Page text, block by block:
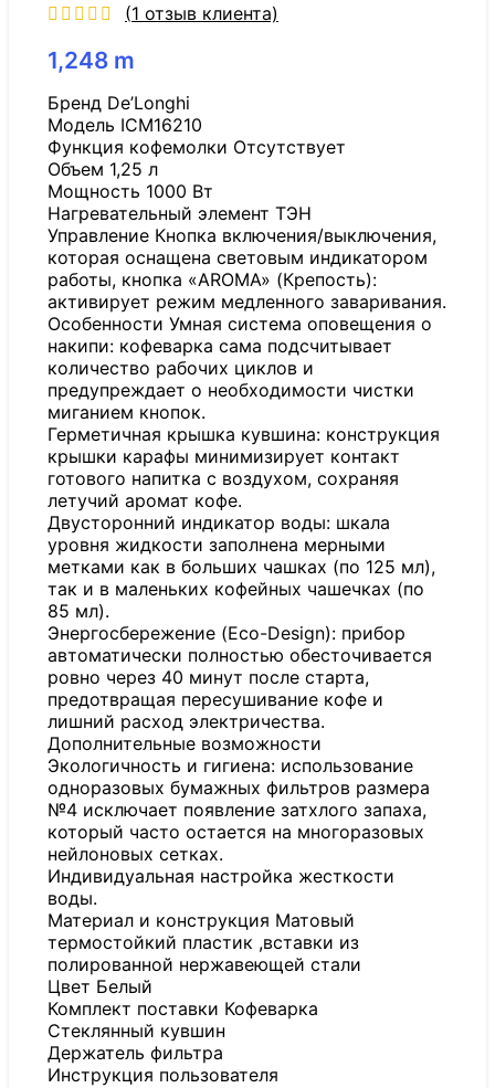
(1 отзыв клиента)
1,248 m
Бренд De’Longhi
Модель ICM16210
Функция кофемолки Отсутствует
Объем 1,25 л
Мощность 1000 Вт
Нагревательный элемент ТЭН
Управление Кнопка включения/выключения,
которая оснащена световым индикатором
работы, кнопка «AROMA» (Крепость):
активирует режим медленного заваривания.
Особенности Умная система оповещения о
накипи: кофеварка сама подсчитывает
количество рабочих циклов и
предупреждает о необходимости чистки
миганием кнопок.
Герметичная крышка кувшина: конструкция
крышки карафы минимизирует контакт
готового напитка с воздухом, сохраняя
летучий аромат кофе.
Двусторонний индикатор воды: шкала
уровня жидкости заполнена мерными
метками как в больших чашках (по 125 мл),
так и в маленьких кофейных чашечках (по
85 мл).
Энергосбережение (Eco-Design): прибор
автоматически полностью обесточивается
ровно через 40 минут после старта,
предотвращая пересушивание кофе и
лишний расход электричества.
Дополнительные возможности
Экологичность и гигиена: использование
одноразовых бумажных фильтров размера
№4 исключает появление затхлого запаха,
который часто остается на многоразовых
нейлоновых сетках.
Индивидуальная настройка жесткости
воды.
Материал и конструкция Матовый
термостойкий пластик ,вставки из
полированной нержавеющей стали
Цвет Белый
Комплект поставки Кофеварка
Стеклянный кувшин
Держатель фильтра
Инструкция пользователя